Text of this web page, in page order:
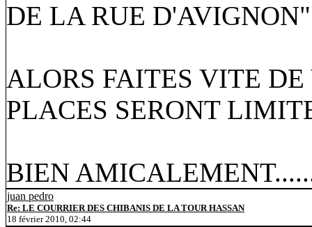
DE LA RUE D'AVIGNON"
ALORS FAITES VITE
PLACES SERONT
BIEN
juan pedro
Re: LE COURRIER DES CHIBANIS DE LA TOUR HASSAN
18 février 2010, 02:44